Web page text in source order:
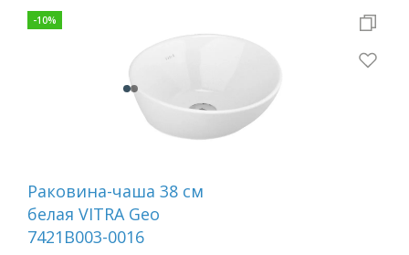
-10%
Раковина-чаша 38 см
белая VITRA Geo
7421B003-0016